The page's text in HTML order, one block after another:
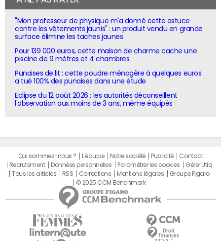
"Mon professeur de physique m'a donné cette astuce
contre les vêtements jaunis" : un produit vendu en grande
surface élimine les taches jaunes
Pour 139 000 euros, cette maison de charme cache une
piscine de 9 mètres et 4 chambres
Punaises de lit : cette poudre ménagère à quelques euros
a tué 100% des punaises dans une étude
Eclipse du 12 août 2026 : les autorités déconseillent
l'observation aux moins de 3 ans, même équipés
Qui sommes-nous ? L'équipe Notre société Publicité
Contact
Recrutement
Données personnelles Paramétrer les cookies
Gérer Utiq
Tous les articles
RSS Corrections Mentions légales
Groupe Figaro
© 2025 CCM Benchmark